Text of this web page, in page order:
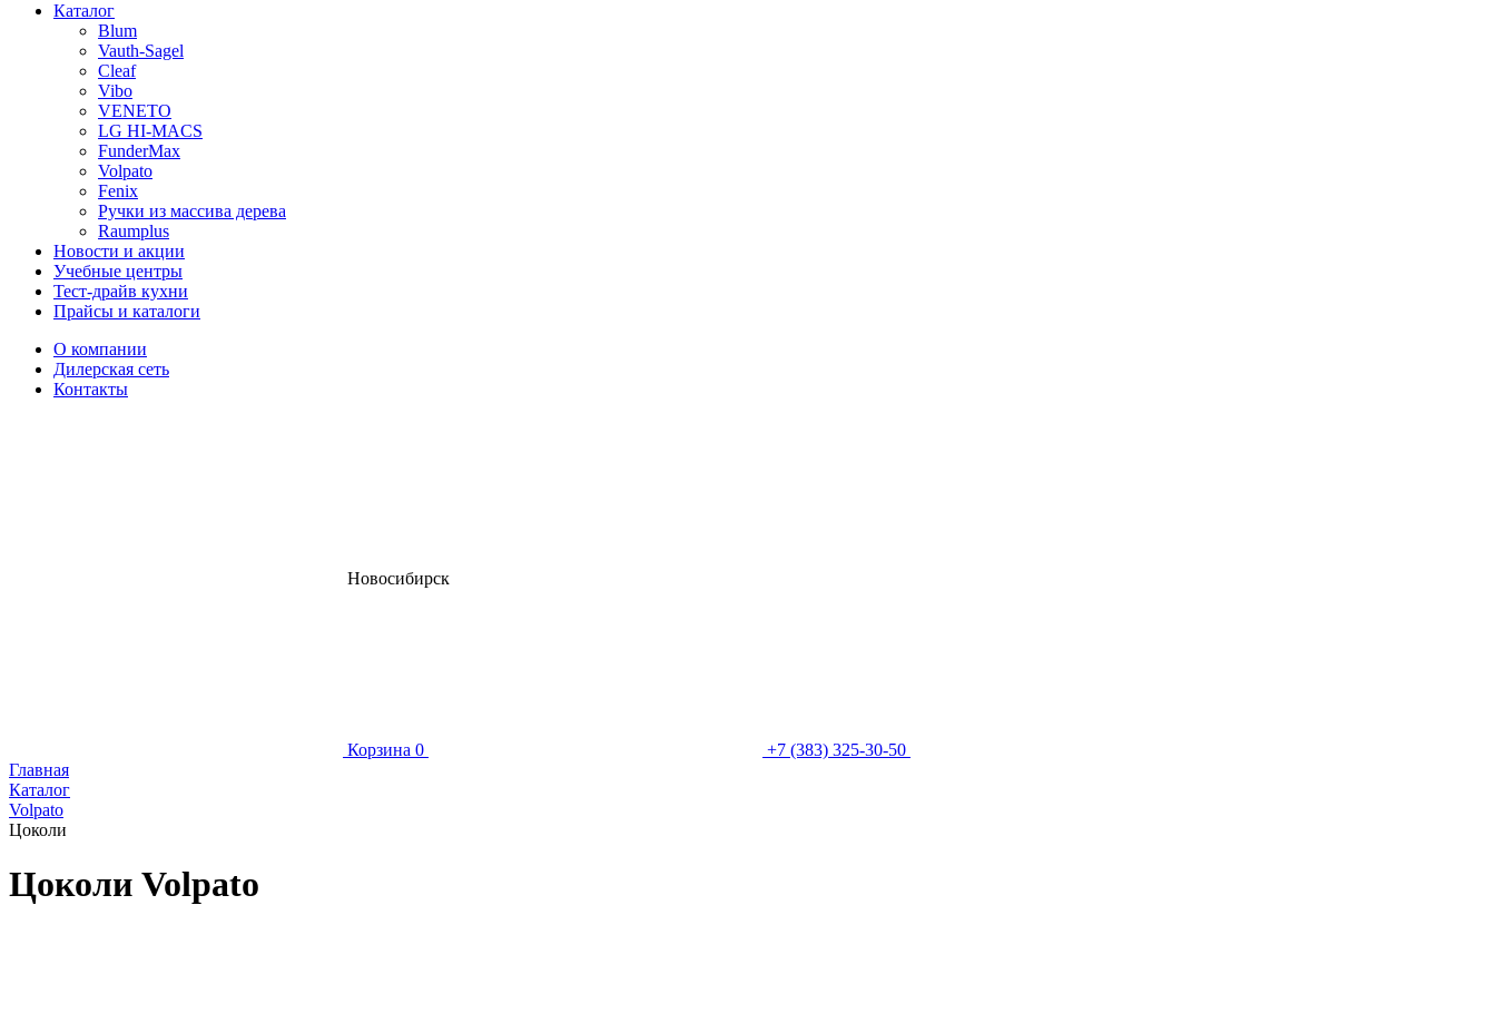
Каталог
Blum
Vauth-Sagel
Cleaf
Vibo
VENETO
LG HI-MACS
FunderMax
Volpato
Fenix
Ручки из массива дерева
Raumplus
Новости и акции
Учебные центры
Тест-драйв кухни
Прайсы и каталоги
О компании
Дилерская сеть
Контакты
Новосибирск
Корзина 0
+7 (383) 325-30-50
Главная
Каталог
Volpato
Цоколи
Цоколи Volpato